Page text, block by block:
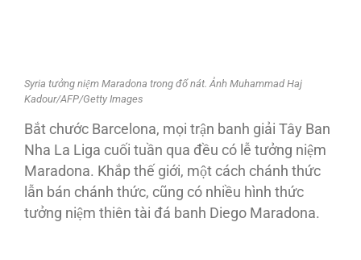
Syria tưởng niệm Maradona trong đổ nát. Ảnh Muhammad Haj
Kadour/AFP/Getty Images
Bắt chước Barcelona, mọi trận banh giải Tây Ban
Nha La Liga cuối tuần qua đều có lễ tưởng niệm
Maradona. Khắp thế giới, một cách chánh thức
lẫn bán chánh thức, cũng có nhiều hình thức
tưởng niệm thiên tài đá banh Diego Maradona.